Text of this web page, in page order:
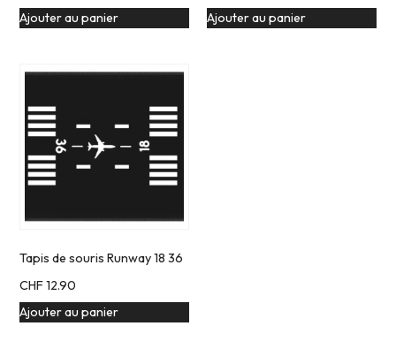
Ajouter au panier
Ajouter au panier
Tapis de souris Runway 18 36
CHF12.90
Ajouter au panier